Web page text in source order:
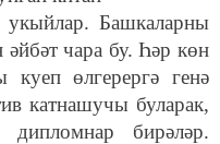
Башкаларны
чара бу. Һәр көн
куеп өлгерергә генә
катнашучы буларак,
дипломнар бирәләр.